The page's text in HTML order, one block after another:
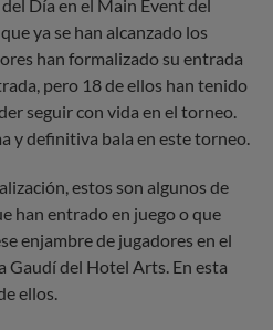
Día en el Main Event del
ya se han alcanzado los
han formalizado su entrada
pero 18 de ellos han tenido
seguir con vida en el torneo.
y definitiva bala en este torneo.
estos son algunos de
han entrado en juego o que
enjambre de jugadores en el
Gaudí del Hotel Arts. En esta
ellos.